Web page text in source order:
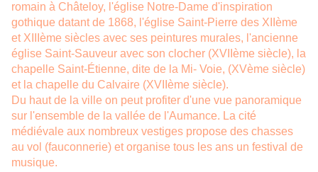
romain à Châteloy, l'église Notre-Dame d'inspiration
gothique datant de 1868, l'église Saint-Pierre des XIIème
et XIIIème siècles avec ses peintures murales, l'ancienne
église Saint-Sauveur avec son clocher (XVIIème siècle), la
chapelle Saint-Étienne, dite de la Mi- Voie, (XVème siècle)
et la chapelle du Calvaire (XVIIème siècle).
Du haut de la ville on peut profiter d'une vue panoramique
sur l'ensemble de la vallée de l'Aumance. La cité
médiévale aux nombreux vestiges propose des chasses
au vol (fauconnerie) et organise tous les ans un festival de
musique.